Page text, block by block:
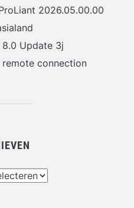
2026.05.00.00
8.0 Update 3j
connection